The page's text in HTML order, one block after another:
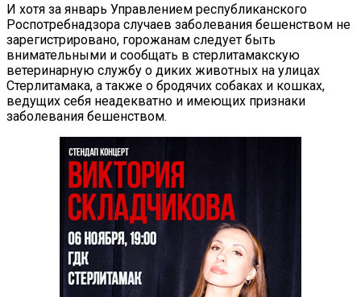
И хотя за январь Управлением республиканского
Роспотребнадзора случаев заболевания бешенством не
зарегистрировано, горожанам следует быть
внимательными и сообщать в стерлитамакскую
ветеринарную службу о диких животных на улицах
Стерлитамака, а также о бродячих собаках и кошках,
ведущих себя неадекватно и имеющих признаки
заболевания бешенством.